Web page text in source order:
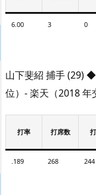
6.00 3 0
山下斐紹 捕手 (29)
位）- 楽天（2018 年
打率 打席数
.189 268 244